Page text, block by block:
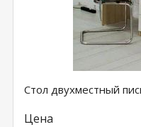
Стол двухместный
Цена